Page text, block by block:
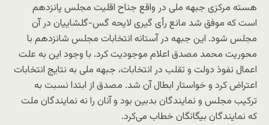
هسته مرکزی جبهه ملی در واقع جناح اقلیت مجلس پانزدهم
است که موفق شد مانع رأی گیری لایحه گس-گلشاییان در آن
مجلس شود. این جبهه در آستانه انتخابات مجلس شانزدهم با
محوریت محمد مصدق اعلام موجودیت کرد. با وجود این به علت
اعمال نفوذ دولت و تقلب در انتخابات، جبهه ملی به نتایج انتخابات
اعتراض کرد و خواستار ابطال آن شد. مصدق از ابتدا نسبت به
ترکیب مجلس و نمایندگان بدبین بود و آنان را نه نمایندگان ملت
که نمایندگان بیگانگان خطاب می‌کرد.